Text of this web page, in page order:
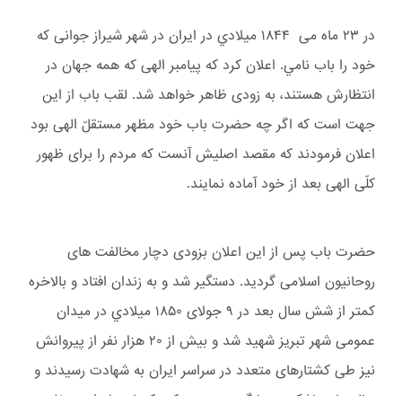
در ۲۳ ماه می ۱۸۴۴ ميلادي در ایران در شهر شیراز جوانی که
خود را باب نامي. اعلان کرد که پیامبر الهی که همه جهان در
انتظارش هستند، به زودی ظاهر خواهد شد. لقب باب از این
جهت است که اگر چه حضرت باب خود مظهر مستقلّ الهی بود
اعلان فرمودند که مقصد اصلیش آنست که مردم را برای ظهور
کلّی الهی بعد از خود آماده نمایند.
حضرت باب پس از این اعلان بزودی دچار مخالفت های
روحانیون اسلامی گردید. دستگیر شد و به زندان افتاد و بالاخره
کمتر از شش سال بعد در ۹ جولای ۱۸۵۰ ميلادي در میدان
عمومی شهر تبریز شهید شد و بیش از ۲۰ هزار نفر از پیروانش
نیز طی کشتارهای متعدد در سراسر ایران به شهادت رسیدند و